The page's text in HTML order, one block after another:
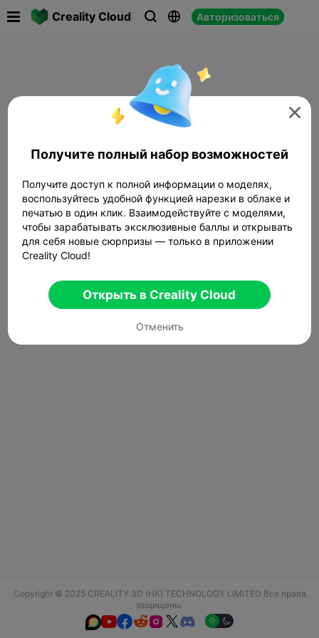
Creality Cloud   Авторизоваться
Copyright © 2025 CREALITY 3D (HK) TECHNOLOGY LIMITED Все права
защищены.
  

Получите полный набор возможностей
Получите доступ к полной информации о моделях,
воспользуйтесь удобной функцией нарезки в облаке и
печатью в один клик. Взаимодействуйте с моделями,
чтобы зарабатывать эксклюзивные баллы и открывать
для себя новые сюрпризы — только в приложении
Creality Cloud!
Открыть в Creality Cloud
Отменить